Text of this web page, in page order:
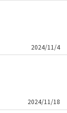
2024/11/4
2024/11/18